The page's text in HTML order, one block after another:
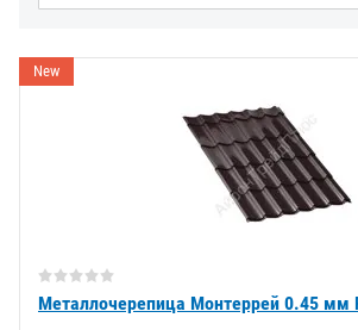
New
Металлочерепица Монтеррей 0.45 мм